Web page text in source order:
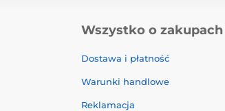
Wszystko o zakupach
Dostawa i płatność
Warunki handlowe
Reklamacja